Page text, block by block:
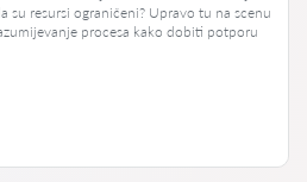
su resursi ograničeni? Upravo tu na scenu
procesa kako dobiti potporu